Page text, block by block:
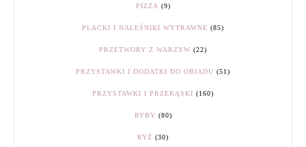
PIZZA (9)
PLACKI I NALEŚNIKI WYTRAWNE (85)
PRZETWORY Z WARZYW (22)
PRZYSTAWKI I DODATKI DO OBIADU (51)
PRZYSTAWKI I PRZEKĄSKI (160)
RYBY (80)
RYŻ (30)